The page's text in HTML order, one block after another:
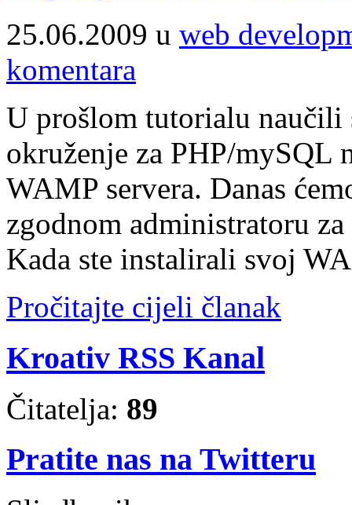
25.06.2009 u web
komentara
U prošlom tutorialu
okruženje za PHP/mySQL
WAMP servera. Danas
zgodnom administratoru
Kada ste instalirali svoj
Pročitajte cijeli članak
Kroativ RSS Kanal
Čitatelja: 89
Pratite nas na Twitteru